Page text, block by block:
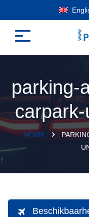
parking-
HOME